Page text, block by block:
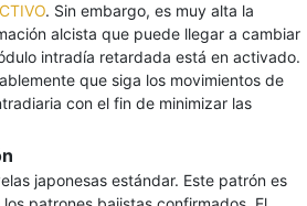
. Sin embargo, es muy alta la
alcista que puede llegar a cambiar
intradía retardada está en activado.
que siga los movimientos de
con el fin de minimizar las
japonesas estándar. Este patrón es